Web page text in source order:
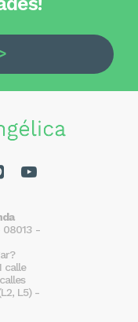
08013 -
calle
L5) -